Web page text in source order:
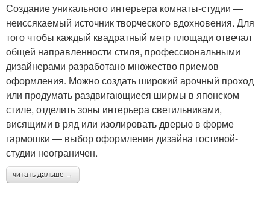
Создание уникального интерьера комнаты-студии —
неиссякаемый источник творческого вдохновения. Для
того чтобы каждый квадратный метр площади отвечал
общей направленности стиля, профессиональными
дизайнерами разработано множество приемов
оформления. Можно создать широкий арочный проход
или продумать раздвигающиеся ширмы в японском
стиле, отделить зоны интерьера светильниками,
висящими в ряд или изолировать дверью в форме
гармошки — выбор оформления дизайна гостиной-
студии неограничен.
читать дальше →